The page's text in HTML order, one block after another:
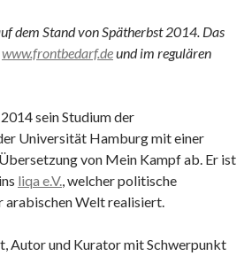
dem Stand von Spätherbst 2014. Das
www.frontbedarf.deund im regulären
2014 sein Studium der
Universität Hamburg mit einer
von Mein Kampf ab. Er ist
liqa e.V., welcher politische
Welt realisiert.
Autor und Kurator mit Schwerpunkt